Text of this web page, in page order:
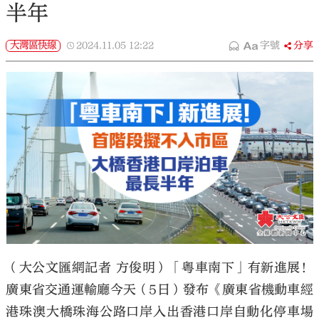
半年
大灣區快線 2024.11.05 12:22 字號 分享
（大公文匯網記者 方俊明）「粵車南下」有新進展！
廣東省交通運輸廳今天（5日）發布《廣東省機動車經
港珠澳大橋珠海公路口岸入出香港口岸自動化停車場